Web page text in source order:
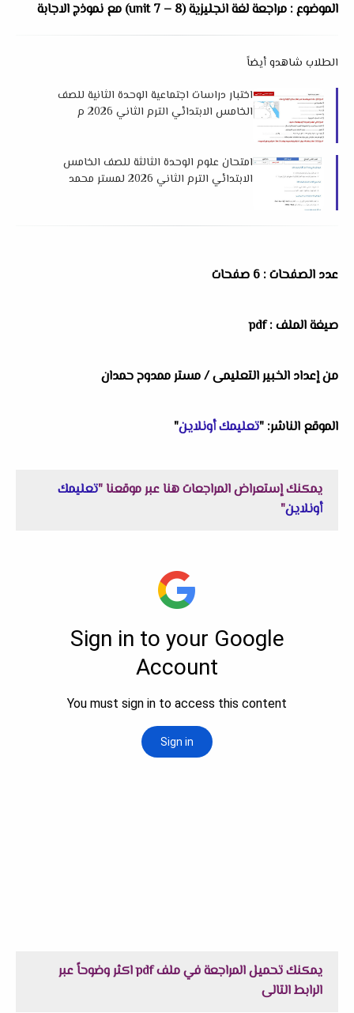
الموضوع : مراجعة لغة انجليزية (unit 7 – 8) مع نموذج الاجابة
الطلاب شاهدو أيضاً
اختبار دراسات اجتماعية الوحدة الثانية للصف
الخامس الابتدائي الترم الثاني 2026 م
امتحان علوم الوحدة الثالثة للصف الخامس
الابتدائي الترم الثاني 2026 لمستر محمد
عدد الصفحات : 6 صفحات
صيغة الملف : pdf
من إعداد الخبير التعليمى / مستر ممدوح حمدان
الموقع الناشر: "تعليمك أونلاين"
يمكنك إستعراض المراجعات هنا عبر موقعنا "تعليمك
أونلاين"
يمكنك تحميل المراجعة في ملف pdf اكثر وضوحاً عبر
الرابط التالى